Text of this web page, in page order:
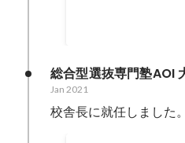
総合型選抜専門塾AOI
Jan 2021
校舎長に就任しました。